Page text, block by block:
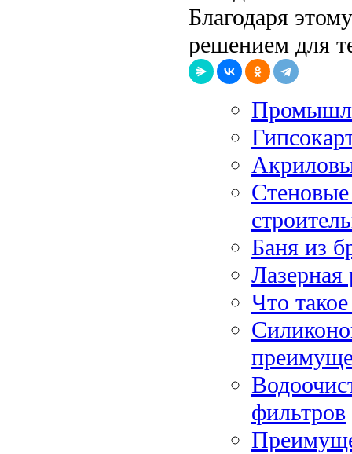
Благодаря
решением для
Баня из
Лазерная
Что
фильтров